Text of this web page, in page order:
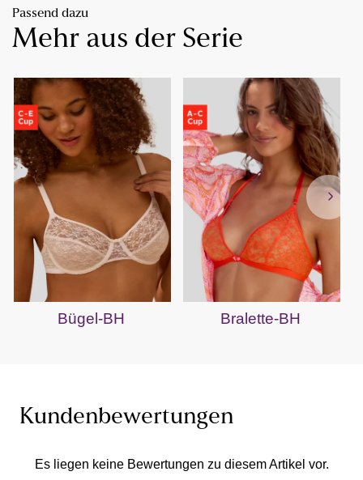
Passend dazu
Mehr aus der Serie
Bügel-BH Bralette-BH
Kundenbewertungen
Es liegen keine Bewertungen zu diesem Artikel vor.